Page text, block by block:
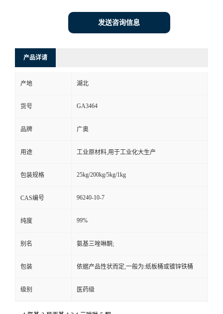
发送咨询信息
产品详请
产地 湖北
货号 GA3464
品牌 广奥
用途 工业原材料,用于工业化大生产
包装规格 25kg/200kg/5kg/1kg
CAS编号 96240-10-7
纯度 99%
别名 氨基三唑啉酮;
包装 依据产品性状而定,一般为:纸板桶或镀锌铁桶
级别 医药级